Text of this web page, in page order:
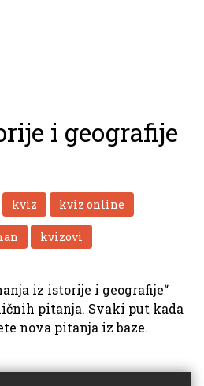
i geografije
kviz kviz online
kvizovi
iz istorije i geografije“
pitanja. Svaki put kada
nova pitanja iz baze.